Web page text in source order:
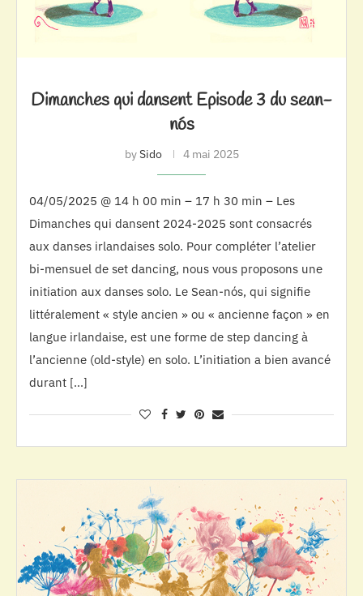
Dimanches qui dansent Episode 3 du sean-
nós
bySido 4 mai 2025
04/05/2025 @ 14 h 00 min – 17 h 30 min – Les
Dimanches qui dansent 2024-2025 sont consacrés
aux danses irlandaises solo. Pour compléter l’atelier
bi-mensuel de set dancing, nous vous proposons une
initiation aux danses solo. Le Sean-nós, qui signifie
littéralement « style ancien » ou « ancienne façon » en
langue irlandaise, est une forme de step dancing à
l’ancienne (old-style) en solo. L’initiation a bien avancé
durant […]